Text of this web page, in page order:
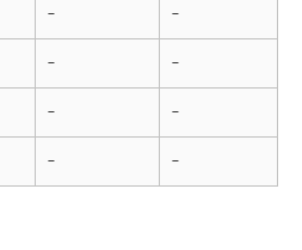
- -
- -
- -
- -